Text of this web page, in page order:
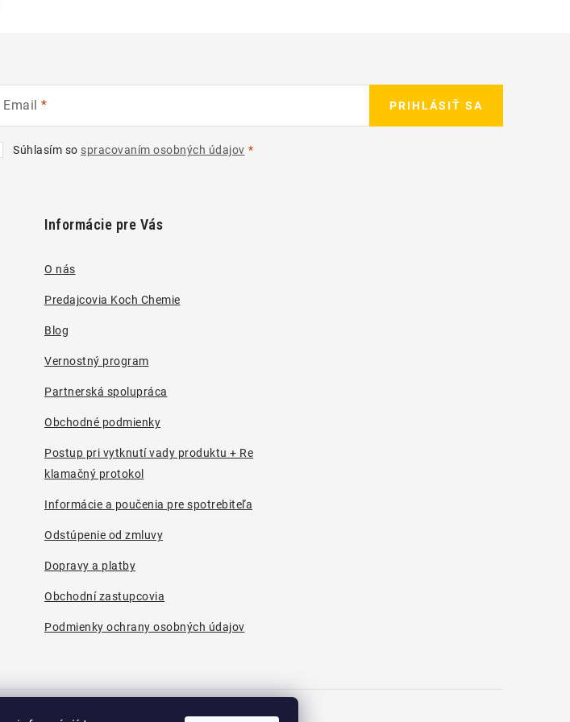
Email
Súhlasím so spracovaním osobných údajov
PRIHLÁSIŤ SA
Informácie pre Vás
O nás
Predajcovia Koch Chemie
Blog
Vernostný program
Partnerská spolupráca
Obchodné podmienky
Postup pri vytknutí vady produktu + Re
klamačný protokol
Informácie a poučenia pre spotrebiteľa
Odstúpenie od zmluvy
Dopravy a platby
Obchodní zastupcovia
Podmienky ochrany osobných údajov